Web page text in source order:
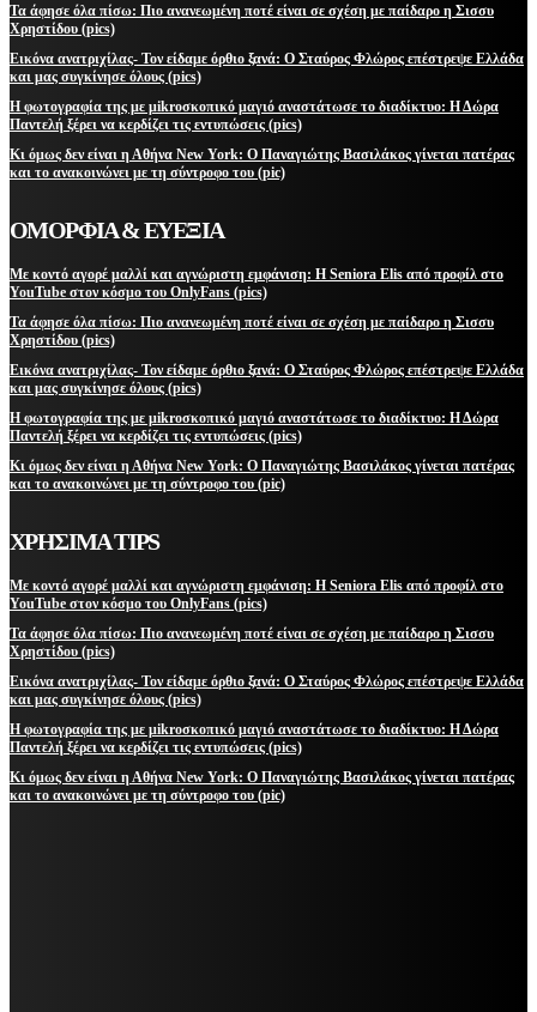
Τα άφησε όλα πίσω: Πιο ανανεωμένη ποτέ είναι σε σχέση με παίδαρο η Σισσυ
Χρηστίδου (pics)
Εικόνα ανατριχίλας- Τον είδαμε όρθιο ξανά: Ο Σταύρος Φλώρος επέστρεψε Ελλάδα
και μας συγκίνησε όλους (pics)
Η φωτογραφία της με μikroσκοπικό μαγιό αναστάτωσε το διαδίκτυο: Η Δώρα
Παντελή ξέρει να κερδίζει τις εντυπώσεις (pics)
Κι όμως δεν είναι η Αθήνα New York: Ο Παναγιώτης Βασιλάκος γίνεται πατέρας
και το ανακοινώνει με τη σύντροφο του (pic)
ΟΜΟΡΦΙΑ & ΕΥΕΞΙΑ
Με κοντό αγορέ μαλλί και αγνώριστη εμφάνιση: Η Seniora Elis από προφίλ στο
YouTube στον κόσμο του OnlyFans (pics)
Τα άφησε όλα πίσω: Πιο ανανεωμένη ποτέ είναι σε σχέση με παίδαρο η Σισσυ
Χρηστίδου (pics)
Εικόνα ανατριχίλας- Τον είδαμε όρθιο ξανά: Ο Σταύρος Φλώρος επέστρεψε Ελλάδα
και μας συγκίνησε όλους (pics)
Η φωτογραφία της με μikroσκοπικό μαγιό αναστάτωσε το διαδίκτυο: Η Δώρα
Παντελή ξέρει να κερδίζει τις εντυπώσεις (pics)
Κι όμως δεν είναι η Αθήνα New York: Ο Παναγιώτης Βασιλάκος γίνεται πατέρας
και το ανακοινώνει με τη σύντροφο του (pic)
ΧΡΗΣΙΜΑ TIPS
Με κοντό αγορέ μαλλί και αγνώριστη εμφάνιση: Η Seniora Elis από προφίλ στο
YouTube στον κόσμο του OnlyFans (pics)
Τα άφησε όλα πίσω: Πιο ανανεωμένη ποτέ είναι σε σχέση με παίδαρο η Σισσυ
Χρηστίδου (pics)
Εικόνα ανατριχίλας- Τον είδαμε όρθιο ξανά: Ο Σταύρος Φλώρος επέστρεψε Ελλάδα
και μας συγκίνησε όλους (pics)
Η φωτογραφία της με μikroσκοπικό μαγιό αναστάτωσε το διαδίκτυο: Η Δώρα
Παντελή ξέρει να κερδίζει τις εντυπώσεις (pics)
Κι όμως δεν είναι η Αθήνα New York: Ο Παναγιώτης Βασιλάκος γίνεται πατέρας
και το ανακοινώνει με τη σύντροφο του (pic)